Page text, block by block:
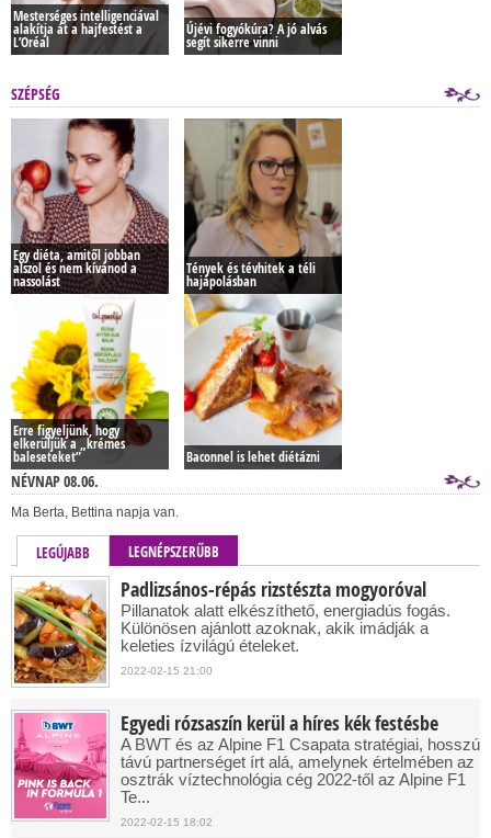
Mesterséges intelligenciával
alakítja át a hajfestést a
L’Oréal
Újévi fogyókúra? A jó alvás
segít sikerre vinni
SZÉPSÉG
Egy diéta, amitől jobban
alszol és nem kívánod a
nassolást
Tények és tévhitek a téli
hajápolásban
Erre figyeljünk, hogy
elkerüljük a „krémes
baleseteket” Baconnel is lehet diétázni
NÉVNAP 08.06.
Ma Berta, Bettina napja van.
LEGÚJABB LEGNÉPSZERŰBB
Padlizsános-répás rizstészta mogyoróval
Pillanatok alatt elkészíthető, energiadús fogás.
Különösen ajánlott azoknak, akik imádják a
keleties ízvilágú ételeket.
2022-02-15 21:00
Egyedi rózsaszín kerül a híres kék festésbe
A BWT és az Alpine F1 Csapata stratégiai, hosszú
távú partnerséget írt alá, amelynek értelmében az
osztrák víztechnológia cég 2022-től az Alpine F1
Te...
2022-02-15 18:02